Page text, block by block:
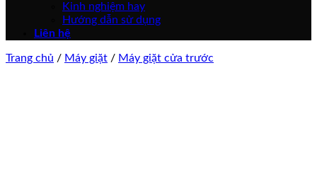
Kinh nghiệm hay
Hướng dẫn sử dụng
Liên hệ
Trang chủ / Máy giặt / Máy giặt cửa trước